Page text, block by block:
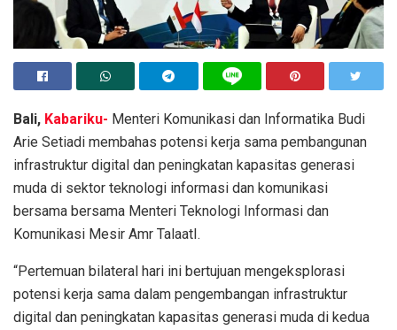
Bali, Kabariku- Menteri Komunikasi dan Informatika Budi
Arie Setiadi membahas potensi kerja sama pembangunan
infrastruktur digital dan peningkatan kapasitas generasi
muda di sektor teknologi informasi dan komunikasi
bersama bersama Menteri Teknologi Informasi dan
Komunikasi Mesir Amr TalaatI.
“Pertemuan bilateral hari ini bertujuan mengeksplorasi
potensi kerja sama dalam pengembangan infrastruktur
digital dan peningkatan kapasitas generasi muda di kedua